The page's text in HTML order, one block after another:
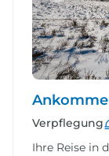
Verpflegung
Ihre Reise in